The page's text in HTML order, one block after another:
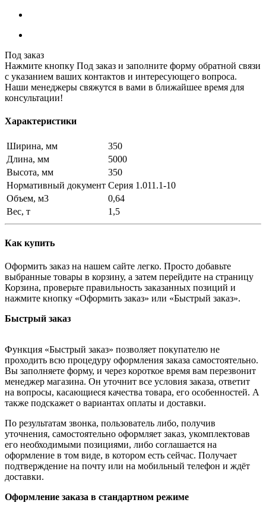
Под заказ
Нажмите кнопку Под заказ и заполните форму обратной связи
с указанием ваших контактов и интересующего вопроса.
Наши менеджеры свяжутся в вами в ближайшее время для
консультации!
Характеристики
Ширина, мм
350
Длина, мм
5000
Высота, мм
350
Нормативный документ Серия 1.011.1-10
Объем, м3
0,64
Вес, т
1,5
Как купить
Оформить заказ на нашем сайте легко. Просто добавьте
выбранные товары в корзину, а затем перейдите на страницу
Корзина, проверьте правильность заказанных позиций и
нажмите кнопку «Оформить заказ» или «Быстрый заказ».
Быстрый заказ
Функция «Быстрый заказ» позволяет покупателю не
проходить всю процедуру оформления заказа самостоятельно.
Вы заполняете форму, и через короткое время вам перезвонит
менеджер магазина. Он уточнит все условия заказа, ответит
на вопросы, касающиеся качества товара, его особенностей. А
также подскажет о вариантах оплаты и доставки.
По результатам звонка, пользователь либо, получив
уточнения, самостоятельно оформляет заказ, укомплектовав
его необходимыми позициями, либо соглашается на
оформление в том виде, в котором есть сейчас. Получает
подтверждение на почту или на мобильный телефон и ждёт
доставки.
Оформление заказа в стандартном режиме